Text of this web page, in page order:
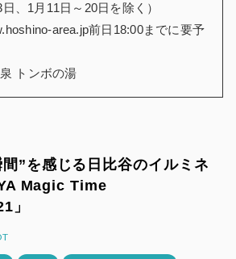
日、1月11日～20日を除く）
area.jp前日18:00までに要予
トンボの湯
”を感じる日比谷のイルミネ
Magic Time
」